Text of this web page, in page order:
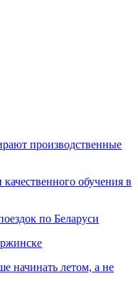
производственные
обучения в
по Беларуси
начинать летом, а не